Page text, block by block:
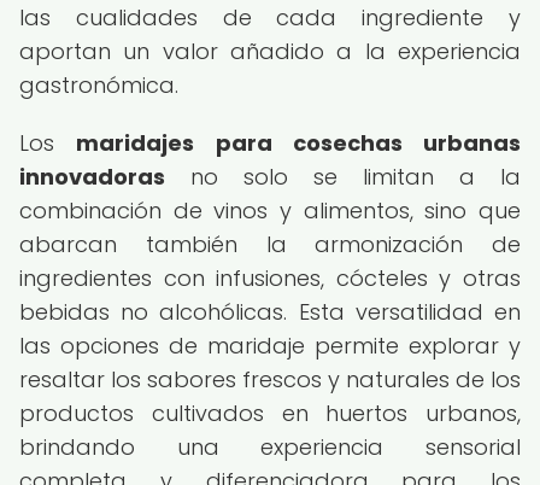
las cualidades de cada ingrediente y
aportan un valor añadido a la experiencia
gastronómica.
Los maridajes para cosechas urbanas
innovadoras no solo se limitan a la
combinación de vinos y alimentos, sino que
abarcan también la armonización de
ingredientes con infusiones, cócteles y otras
bebidas no alcohólicas. Esta versatilidad en
las opciones de maridaje permite explorar y
resaltar los sabores frescos y naturales de los
productos cultivados en huertos urbanos,
brindando una experiencia sensorial